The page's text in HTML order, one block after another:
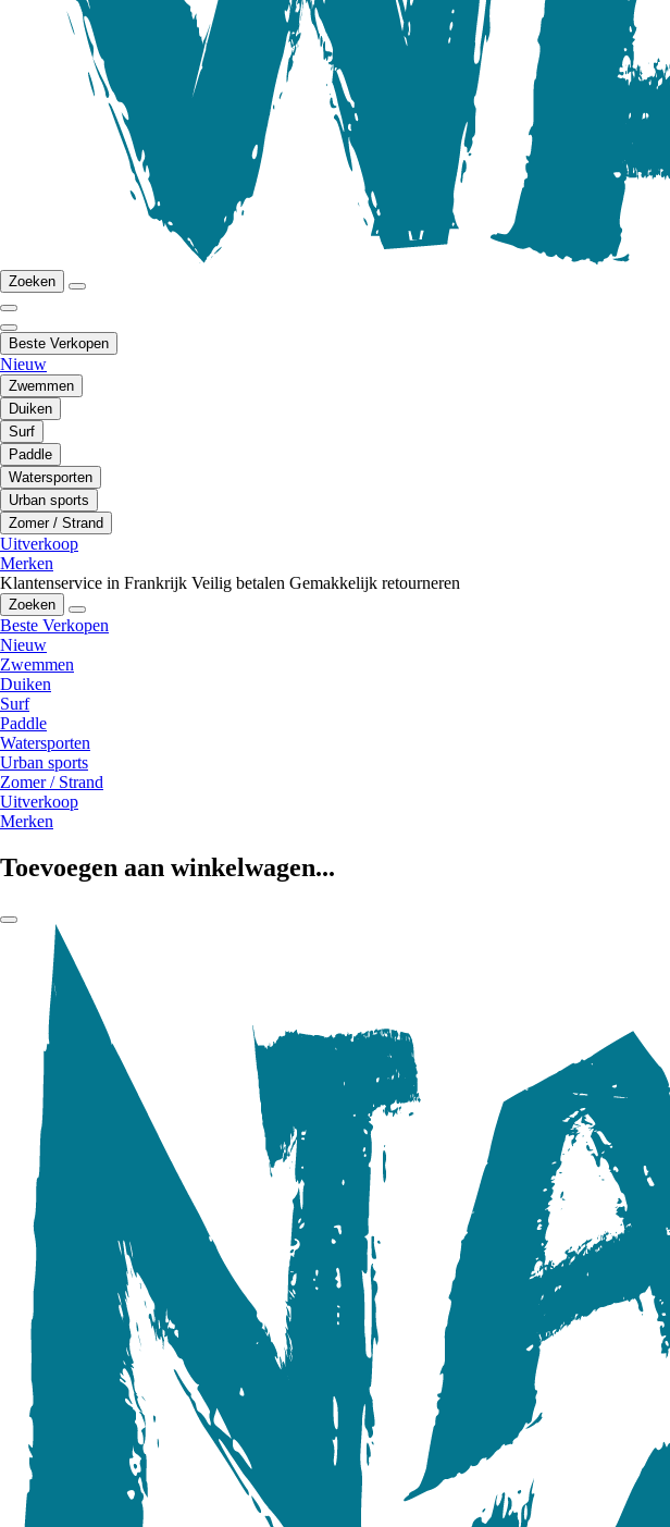
Zoeken
Beste Verkopen
Nieuw
Zwemmen
Duiken
Surf
Paddle
Watersporten
Urban sports
Zomer / Strand
Uitverkoop
Merken
Klantenservice in Frankrijk Veilig betalen Gemakkelijk retourneren
Zoeken
Beste Verkopen
Nieuw
Zwemmen
Duiken
Surf
Paddle
Watersporten
Urban sports
Zomer / Strand
Uitverkoop
Merken
Toevoegen aan winkelwagen...